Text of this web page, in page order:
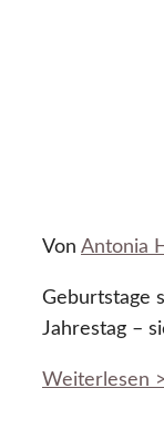
Von Antonia
Geburtstage
Jahrestag –
Weiterlesen >